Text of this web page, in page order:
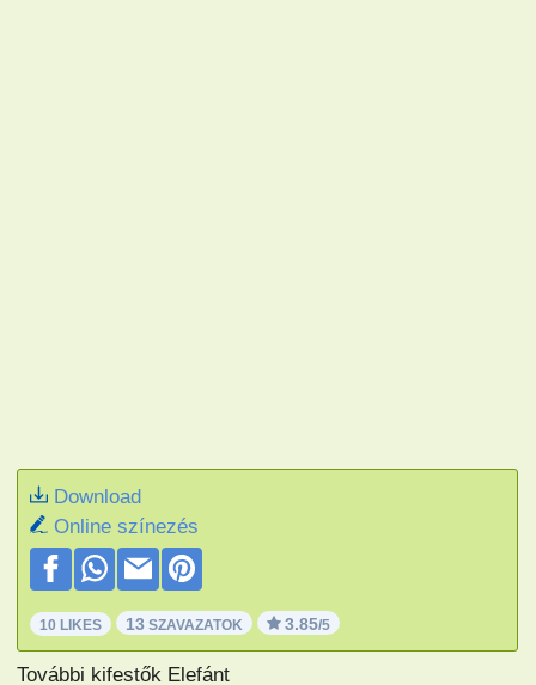
Download
Online színezés
10 LIKES 13 SZAVAZATOK 3.85/5
További kifestők Elefánt